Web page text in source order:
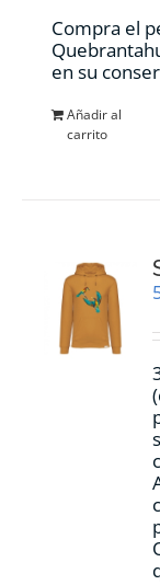
Compra el
en su
Añadir al
carrito